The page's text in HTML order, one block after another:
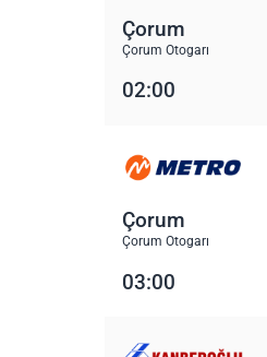
Çorum
Çorum Otogarı
02:00
Çorum
Çorum Otogarı
03:00